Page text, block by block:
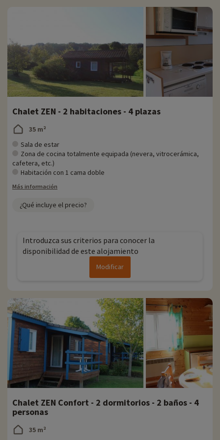
- Natura Parc: abierto del 04/04 al 31/10
' Situado a 1 hora de la residencia
' Accrobranche, tirolinas gigantes, lasergame forestal, tiro con arco
' Precios del recorrido de aventura (clásico) : Adultos: a partir de 24 euros,
niños de 7 a 11 años: a partir de 16 euros, niños de 3 a 6 años: a partir de 14
euros
Chalet ZEN - 2 habitaciones - 4 plazas
35 m²
Sala de estar
Zona de cocina totalmente equipada (nevera, vitrocerámica,
cafetera, etc.)
Habitación con 1 cama doble
Más información
¿Qué incluye el precio?
Introduzca sus criterios para conocer la
disponibilidad de este alojamiento
Modificar
Chalet ZEN Confort - 2 dormitorios - 2 baños - 4
personas
35 m²